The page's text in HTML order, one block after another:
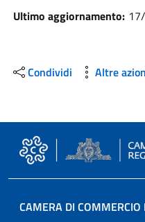
Ultimo aggiornamento:
Condividi Altre
CAMERA DI COMMERCIO